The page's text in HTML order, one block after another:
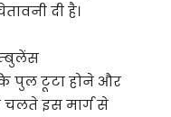
दी है।
कि पुल टूटा होने और
इस मार्ग से